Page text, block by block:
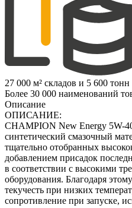
27 000 м² складов и 5 600 тонн
Более 30 000 наименований
Описание
ОПИСАНИЕ:
CHAMPION New Energy 5W-
синтетический смазочный
тщательно отобранных
добавлением присадок
в соответствии с высокими
оборудования. Благодаря
текучесть при низких
сопротивление при запуске,